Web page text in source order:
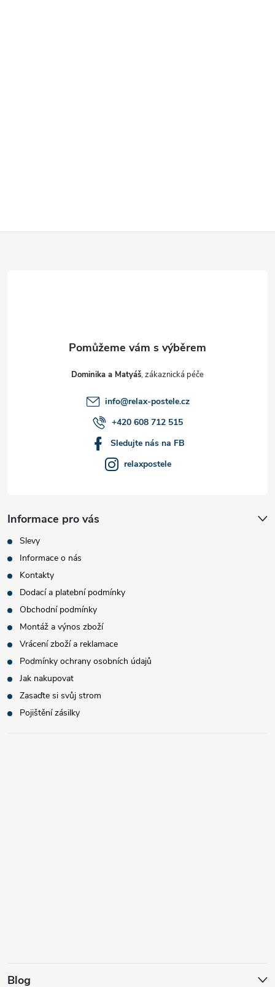
Dominika a Matyáš
info@relax-postele.cz
+420 608 712 515
Sledujte nás na FB
relaxpostele
Informace pro vás
Slevy
Informace o nás
Kontakty
Dodací a platební podmínky
Obchodní podmínky
Montáž a výnos zboží
Vrácení zboží a reklamace
Podmínky ochrany osobních údajů
Jak nakupovat
Zasaďte si svůj strom
Pojištění zásilky
Blog